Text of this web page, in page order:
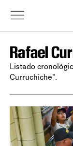
Rafael
Listado
Curruchiche".